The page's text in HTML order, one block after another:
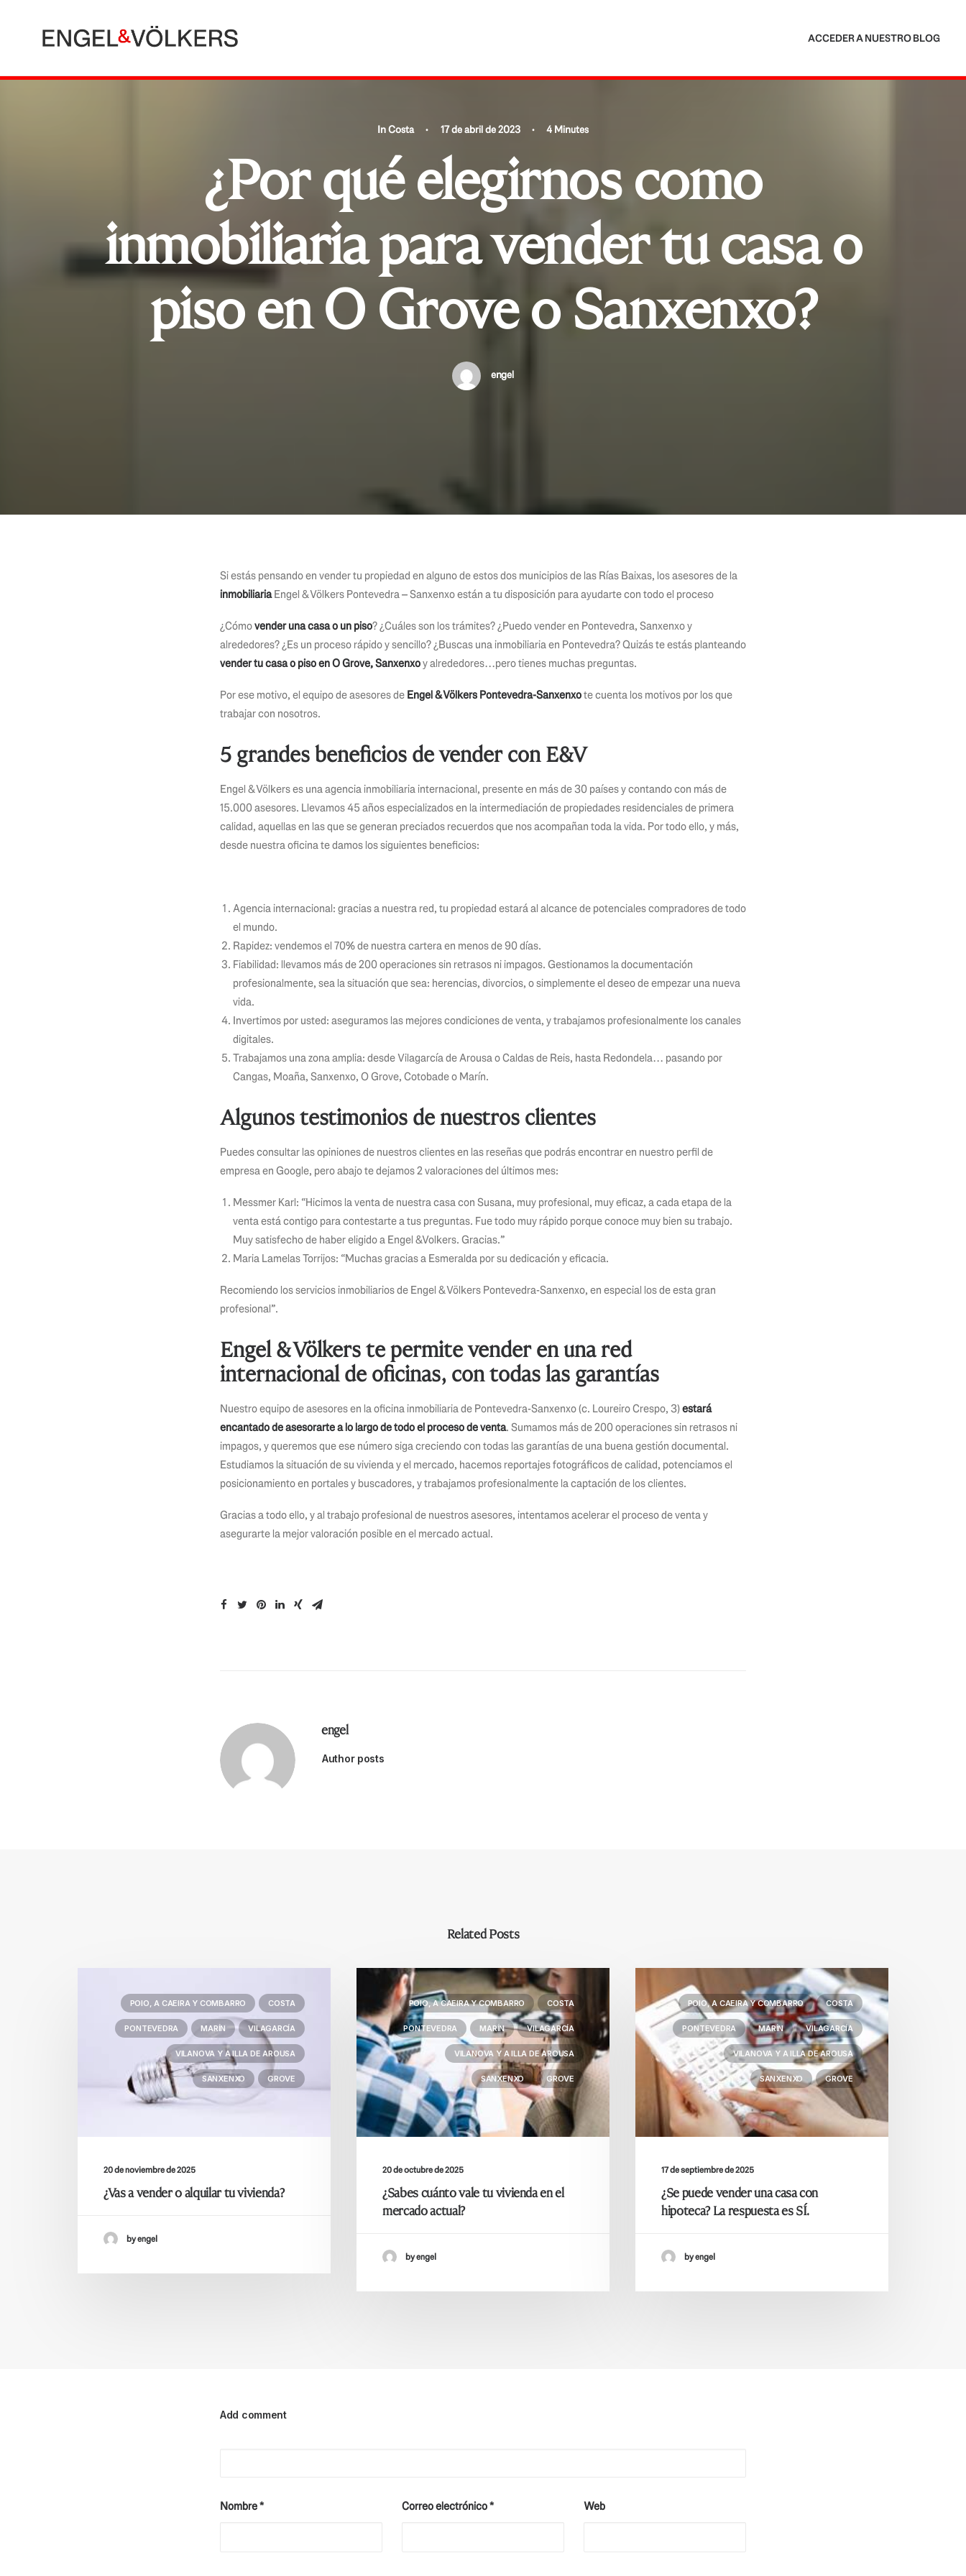
ACCEDER A NUESTRO BLOG
InCosta • 17 de abril de 2023 • 4 Minutes
¿Por qué elegirnos como
inmobiliaria para vender tu casa o
piso en O Grove o Sanxenxo?
engel
Si estás pensando en vender tu propiedad en alguno de estos dos municipios de las Rías Baixas, los asesores de la
inmobiliariaEngel & Völkers Pontevedra – Sanxenxo están a tu disposición para ayudarte con todo el proceso
¿Cómovender una casa o un piso? ¿Cuáles son los trámites? ¿Puedo vender en Pontevedra, Sanxenxo y
alrededores? ¿Es un proceso rápido y sencillo? ¿Buscas una inmobiliaria en Pontevedra? Quizás te estás planteando
vender tu casa o piso en O Grove, Sanxenxoy alrededores…pero tienes muchas preguntas.
Por ese motivo, el equipo de asesores de Engel & Völkers Pontevedra-Sanxenxote cuenta los motivos por los que
trabajar con nosotros.
5 grandes beneficios de vender con E&V
Engel & Völkers es una agencia inmobiliaria internacional, presente en más de 30 países y contando con más de
15.000 asesores. Llevamos 45 años especializados en la intermediación de propiedades residenciales de primera
calidad, aquellas en las que se generan preciados recuerdos que nos acompañan toda la vida. Por todo ello, y más,
desde nuestra oficina te damos los siguientes beneficios:
Agencia internacional: gracias a nuestra red, tu propiedad estará al alcance de potenciales compradores de todo
el mundo.
Rapidez: vendemos el 70% de nuestra cartera en menos de 90 días.
Fiabilidad: llevamos más de 200 operaciones sin retrasos ni impagos. Gestionamos la documentación
profesionalmente, sea la situación que sea: herencias, divorcios, o simplemente el deseo de empezar una nueva
vida.
Invertimos por usted: aseguramos las mejores condiciones de venta, y trabajamos profesionalmente los canales
digitales.
Trabajamos una zona amplia: desde Vilagarcía de Arousa o Caldas de Reis, hasta Redondela… pasando por
Cangas, Moaña, Sanxenxo, O Grove, Cotobade o Marín.
Algunos testimonios de nuestros clientes
Puedes consultar las opiniones de nuestros clientes en las reseñas que podrás encontrar en nuestro perfil de
empresa en Google, pero abajo te dejamos 2 valoraciones del últimos mes:
Messmer Karl: “Hicimos la venta de nuestra casa con Susana, muy profesional, muy eficaz, a cada etapa de la
venta está contigo para contestarte a tus preguntas. Fue todo muy rápido porque conoce muy bien su trabajo.
Muy satisfecho de haber eligido a Engel &Volkers. Gracias.”
Maria Lamelas Torrijos: “Muchas gracias a Esmeralda por su dedicación y eficacia.
Recomiendo los servicios inmobiliarios de Engel & Völkers Pontevedra-Sanxenxo, en especial los de esta gran
profesional”.
Engel & Völkers te permite vender en una red
internacional de oficinas, con todas las garantías
Nuestro equipo de asesores en la oficina inmobiliaria de Pontevedra-Sanxenxo (c. Loureiro Crespo, 3)estará
encantado de asesorarte a lo largo de todo el proceso de venta. Sumamos más de 200 operaciones sin retrasos ni
impagos, y queremos que ese número siga creciendo con todas las garantías de una buena gestión documental.
Estudiamos la situación de su vivienda y el mercado, hacemos reportajes fotográficos de calidad, potenciamos el
posicionamiento en portales y buscadores, y trabajamos profesionalmente la captación de los clientes.
Gracias a todo ello, y al trabajo profesional de nuestros asesores, intentamos acelerar el proceso de venta y
asegurarte la mejor valoración posible en el mercado actual.
engel
Author posts
Related Posts
POIO, A CAEIRA Y COMBARRO COSTA
PONTEVEDRA MARÍN VILAGARCÍA
VILANOVA Y A ILLA DE AROUSA
SANXENXO GROVE
20 de noviembre de 2025
¿Vas a vender o alquilar tu vivienda?
by engel
POIO, A CAEIRA Y COMBARRO COSTA
PONTEVEDRA MARÍN VILAGARCÍA
VILANOVA Y A ILLA DE AROUSA
SANXENXO GROVE
20 de octubre de 2025
¿Sabes cuánto vale tu vivienda en el
mercado actual?
by engel
POIO, A CAEIRA Y COMBARRO COSTA
PONTEVEDRA MARÍN VILAGARCÍA
VILANOVA Y A ILLA DE AROUSA
SANXENXO GROVE
17 de septiembre de 2025
¿Se puede vender una casa con
hipoteca? La respuesta es SÍ.
by engel
Add comment
Nombre* Correo electrónico* Web